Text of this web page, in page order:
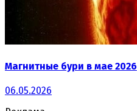
Магнитные бури в мае 2026
06.05.2026